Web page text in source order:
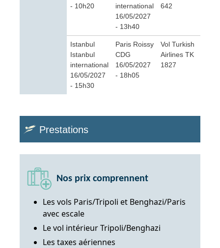
- 10h20
international
16/05/2027
- 13h40
642
Istanbul
Istanbul
international
16/05/2027
- 15h30
Paris Roissy
CDG
16/05/2027
- 18h05
Vol Turkish
Airlines TK
1827
Prestations
Nos prix comprennent
Les vols Paris/Tripoli et Benghazi/Paris
avec escale
Le vol intérieur Tripoli/Benghazi
Les taxes aériennes